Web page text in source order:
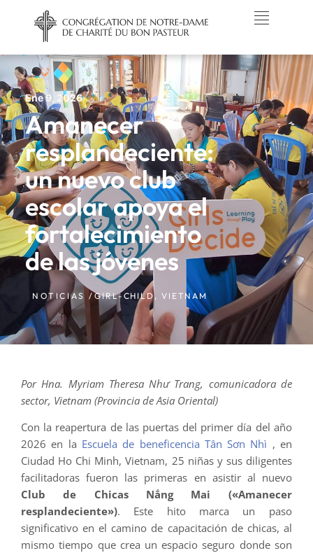
Ene 9, 2026
Amanecer
resplandeciente:
un nuevo club
escolar apoya el
fortalecimiento
de las jóvenes
NOTICIAS /GIRL-CHILD, VIETNAM
Por Hna. Myriam Theresa Như Trang, comunicadora de
sector, Vietnam (Provincia de Asia Oriental)
Con la reapertura de las puertas del primer día del año
2026 en la Escuela de beneficencia Tân Sơn Nhì , en
Ciudad Ho Chi Minh, Vietnam, 25 niñas y sus diligentes
facilitadoras fueron las primeras en asistir al nuevo
Club de Chicas Nắng Mai («Amanecer
resplandeciente»). Este hito marca un paso
significativo en el camino de capacitación de chicas, al
mismo tiempo que crea un espacio seguro donde son